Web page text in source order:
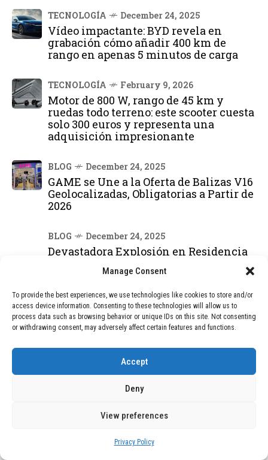
Manage Consent
To provide the best experiences, we use technologies like cookies to store and/or
access device information. Consenting to these technologies will allow us to
process data such as browsing behavior or unique IDs on this site. Not consenting
or withdrawing consent, may adversely affect certain features and functions.
Accept
Deny
View preferences
Privacy Policy
TECNOLOGÍA December 24, 2025
Vídeo impactante: BYD revela en
grabación cómo añadir 400 km de
rango en apenas 5 minutos de carga
TECNOLOGÍA February 9, 2026
Motor de 800 W, rango de 45 km y
ruedas todo terreno: este scooter cuesta
solo 300 euros y representa una
adquisición impresionante
BLOG December 24, 2025
GAME se Une a la Oferta de Balizas V16
Geolocalizadas, Obligatorias a Partir de
2026
BLOG December 24, 2025
Devastadora Explosión en Residencia
Menos Dos Víctimas Fatales
DEAL OF THE MONTH
01
Vídeo impactante: BYD revela en
grabación cómo añadir 400 km de rango
en apenas 5 minutos de carga
Motor de 800 W, rango de 45 km y